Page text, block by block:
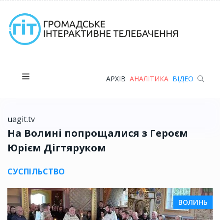
АРХІВ АНАЛІТИКА ВІДЕО
uagit.tv
На Волині попрощалися з Героєм
Юрієм Дігтяруком
СУСПІЛЬСТВО
ВОЛИНЬ